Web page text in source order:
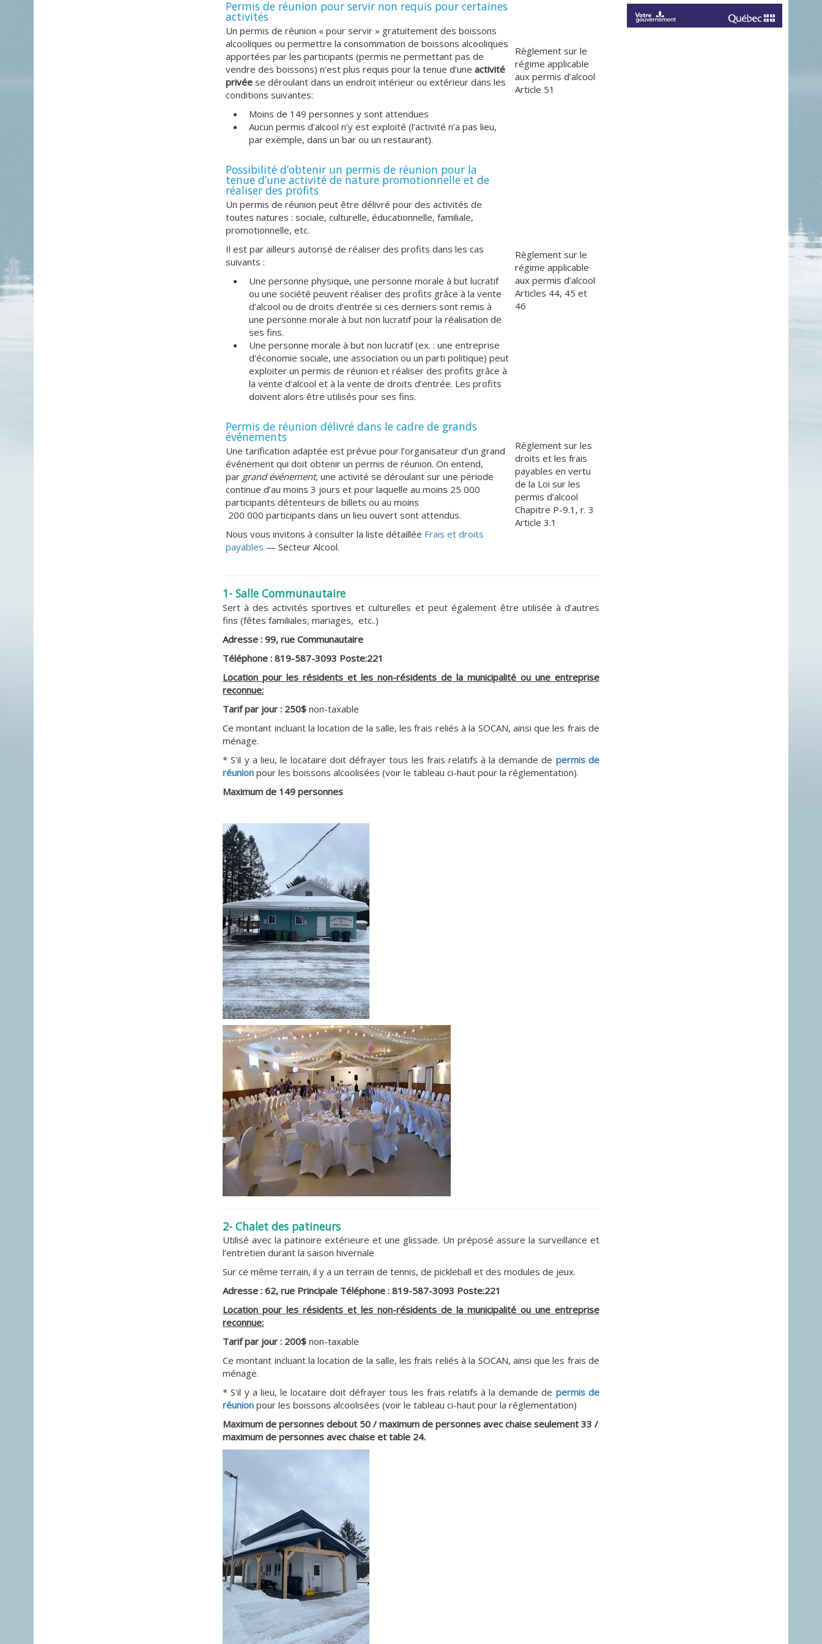
Permis de réunion pour servir non requis pour certaines
activités
Un permis de réunion « pour servir » gratuitement des boissons
alcooliques ou permettre la consommation de boissons alcooliques
apportées par les participants (permis ne permettant pas de
vendre des boissons) n’est plus requis pour la tenue d’uneactivité
privée se déroulant dans un endroit intérieur ou extérieur dans les
conditions suivantes:
Moins de 149 personnes y sont attendues
Aucun permis d’alcool n’y est exploité (l’activité n’a pas lieu,
par exemple, dans un bar ou un restaurant).
Règlement sur le
régime applicable
aux permis d’alcool
Article 51
Possibilité d’obtenir un permis de réunion pour la
tenue d’une activité de nature promotionnelle et de
réaliser des profits
Un permis de réunion peut être délivré pour des activités de
toutes natures : sociale, culturelle, éducationnelle, familiale,
promotionnelle, etc.
Il est par ailleurs autorisé de réaliser des profits dans les cas
suivants :
Une personne physique, une personne morale à but lucratif
ou une société peuvent réaliser des profits grâce à la vente
d’alcool ou de droits d’entrée si ces derniers sont remis à
une personne morale à but non lucratif pour la réalisation de
ses fins.
Une personne morale à but non lucratif (ex. : une entreprise
d’économie sociale, une association ou un parti politique) peut
exploiter un permis de réunion et réaliser des profits grâce à
la vente d’alcool et à la vente de droits d’entrée. Les profits
doivent alors être utilisés pour ses fins.
Règlement sur le
régime applicable
aux permis d’alcool
Articles 44, 45 et
46
Permis de réunion délivré dans le cadre de grands
événements
Une tarification adaptée est prévue pour l’organisateur d’un grand
événement qui doit obtenir un permis de réunion. On entend,
par grand événement, une activité se déroulant sur une période
continue d’au moins 3 jours et pour laquelle au moins 25 000
participants détenteurs de billets ou au moins
200 000 participants dans un lieu ouvert sont attendus.
Nous vous invitons à consulter la liste détaillée Frais et droits
payables — Secteur Alcool.
Règlement sur les
droits et les frais
payables en vertu
de la Loi sur les
permis d’alcool
Chapitre P-9.1, r. 3
Article 3.1
1- Salle Communautaire
Sert à des activités sportives et culturelles et peut également être utilisée à d’autres
fins (fêtes familiales, mariages, etc..)
Adresse : 99, rue Communautaire
Téléphone : 819-587-3093 Poste:221
Location pour les résidents et les non-résidents de la municipalité ou une entreprise
reconnue:
Tarif par jour : 250$non-taxable
Ce montant incluant la location de la salle, les frais reliés à la SOCAN, ainsi que les frais de
ménage.
* S'il y a lieu, le locataire doit défrayer tous les frais relatifs à la demande de permis de
réunion pour les boissons alcoolisées (voir le tableau ci-haut pour la réglementation).
Maximum de 149 personnes
2-Chalet des patineurs
Utilisé avecla patinoire extérieure et une glissade. Un préposé assure la surveillance et
l’entretien durant la saison hivernale
Sur ce même terrain, il y a un terrain de tennis, de pickleball et des modules de jeux.
Adresse : 62, rue Principale Téléphone : 819-587-3093 Poste:221
Location pour les résidents et les non-résidents de la municipalité ou une entreprise
reconnue:
Tarif par jour : 200$non-taxable
Ce montant incluant la location de la salle, les frais reliés à la SOCAN, ainsi que les frais de
ménage.
* S'il y a lieu, le locataire doit défrayer tous les frais relatifs à la demande de permis de
réunion pour les boissons alcoolisées (voir le tableau ci-haut pour la réglementation)
Maximum de personnes debout 50 / maximum de personnes avec chaise seulement 33 /
maximum de personnes avec chaise et table 24.